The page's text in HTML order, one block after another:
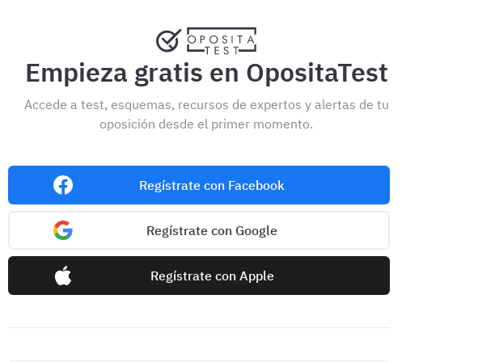
Empieza gratis en OpositaTest
Accede a test, esquemas, recursos de expertos y alertas de tu
oposición desde el primer momento.
Regístrate con Facebook
Regístrate con Google
Regístrate con Apple